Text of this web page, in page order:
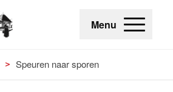
Menu
> Speuren naar sporen